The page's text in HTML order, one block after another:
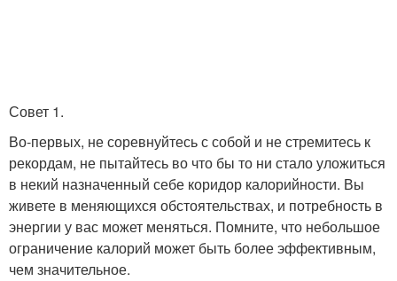
Совет 1.
Во-первых, не соревнуйтесь с собой и не стремитесь к
рекордам, не пытайтесь во что бы то ни стало уложиться
в некий назначенный себе коридор калорийности. Вы
живете в меняющихся обстоятельствах, и потребность в
энергии у вас может меняться. Помните, что небольшое
ограничение калорий может быть более эффективным,
чем значительное.